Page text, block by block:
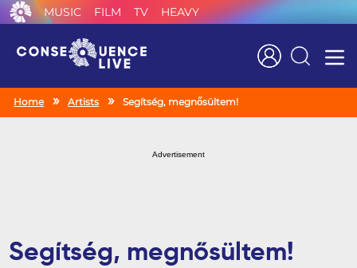
MUSIC FILM TV HEAVY
Search
Home Artists Segítség, megnősültem!
Advertisement
Segítség, megnősültem!